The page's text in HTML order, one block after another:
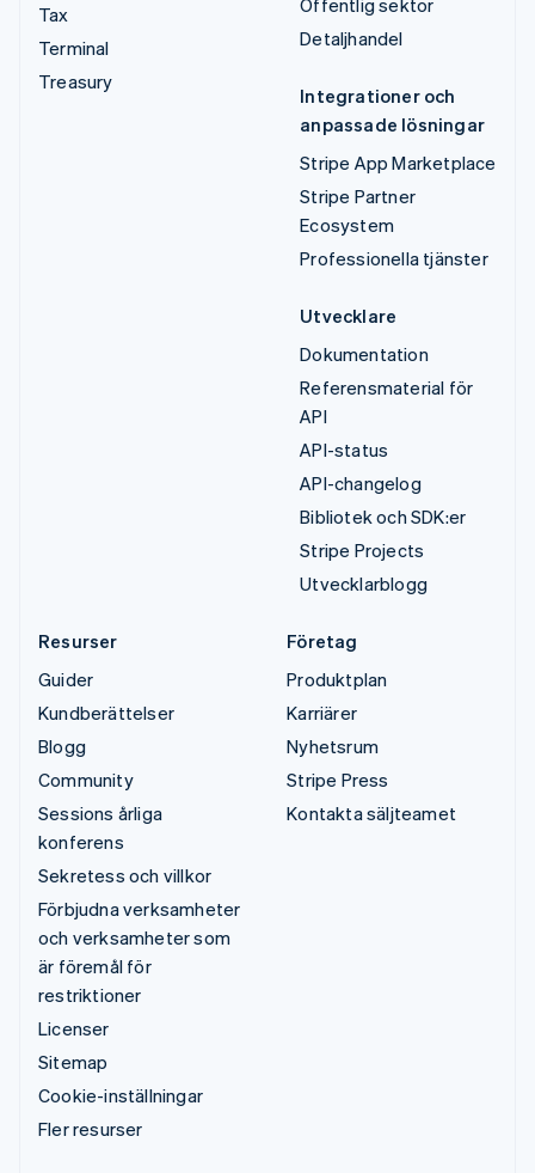
Tax
Terminal
Treasury
Offentlig sektor
Detaljhandel
Integrationer och
anpassade lösningar
Stripe App Marketplace
Stripe Partner
Ecosystem
Professionella tjänster
Utvecklare
Dokumentation
Referensmaterial för
API
API-status
API-changelog
Bibliotek och SDK:er
Stripe Projects
Utvecklarblogg
Resurser
Guider
Kundberättelser
Blogg
Community
Sessions årliga
konferens
Sekretess och villkor
Förbjudna verksamheter
och verksamheter som
är föremål för
restriktioner
Licenser
Sitemap
Cookie-inställningar
Fler resurser
Företag
Produktplan
Karriärer
Nyhetsrum
Stripe Press
Kontakta säljteamet